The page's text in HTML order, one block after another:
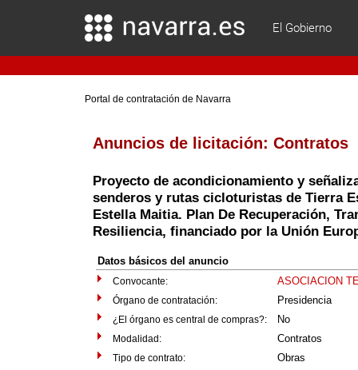
El Gobierno
Portal de contratación de Navarra
Anuncios de licitación:Contratos
Proyecto de acondicionamiento y
senderos y rutas cicloturistas de Tierra
Estella Maitia. Plan De Recuperación,
Resiliencia, financiado por la Unión
Datos básicos del anuncio
Convocante: ASOCIACION
Órgano de contratación: Presidencia
¿El órgano es central de compras?: No
Modalidad: Contratos
Tipo de contrato: Obras